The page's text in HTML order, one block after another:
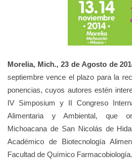
Morelia, Mich., 23 de Agosto de
septiembre vence el plazo para la
ponencias, cuyos autores estén
IV Simposium y II Congreso
Alimentaria y Ambiental, que
Michoacana de San Nicolás de
Académico de Biotecnología
Facultad de Químico Farmacobiología.